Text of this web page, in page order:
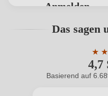
Bio-Kontrollstelle Shop
Anmelden
Benutzern
Neuer
Das sagen
4,7
★ ★
Basierend auf